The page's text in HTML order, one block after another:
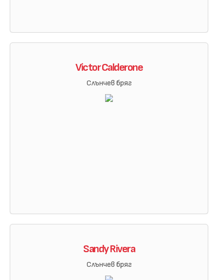
Victor Calderone
Слънчев бряг
Sandy Rivera
Слънчев бряг